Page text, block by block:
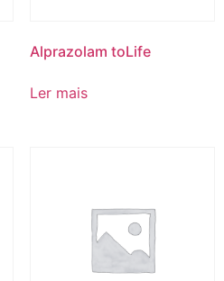
Alprazolam toLife
Ler mais